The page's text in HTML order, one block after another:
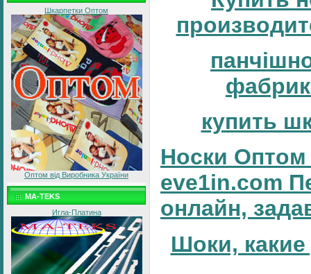
Шкарпетки Оптом
Оптом від Виробника України
MA-TEKS
Игла-Платина
купить
Носки Оптом
eve1in.com
онлайн,
Шоки, какие